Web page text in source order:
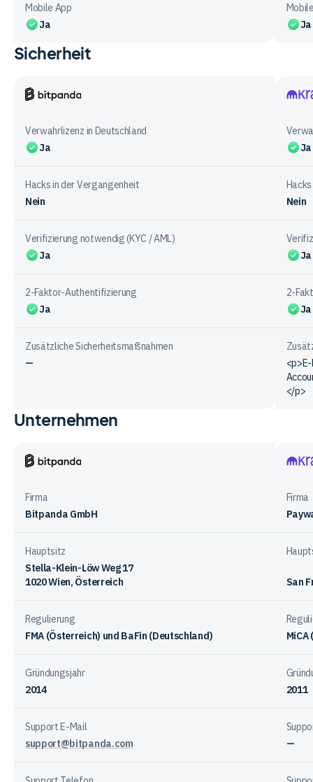
Mobile App
Ja
Ja
Vergleichstabelle
Funktionen
bei
Anbietern
Sicherheit
Verwahrlizenz in Deutschland
Ja
Ja
Hacks in der Vergangenheit
Nein
Nein
Verifizierung notwendig (KYC / AML)
Ja
Ja
2-Faktor-Authentifizierung
Ja
2-
Ja
Zusätzliche Sicherheitsmaßnahmen
—
</p>
Vergleichstabelle
Sicherheit
bei
Anbietern
Unternehmen
Firma
Bitpanda GmbH
Firma
Hauptsitz
Stella-Klein-Löw Weg 17
1020 Wien, Österreich
San
Regulierung
FMA (Österreich) und BaFin (Deutschland)
Gründungsjahr
2014
2011
Support E-Mail
support@bitpanda.com
—